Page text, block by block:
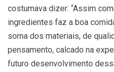
costumava dizer: “Assim
ingredientes faz a boa
soma dos materiais, de
pensamento, calcado na
futuro desenvolvimento